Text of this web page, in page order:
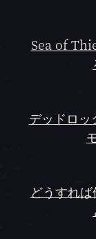
Sea of
デッドロッ
どうすれ